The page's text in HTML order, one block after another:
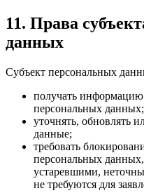
11. Права
данных
Субъект персональных
получать информацию
персональных данных;
уточнять, обновлять
данные;
требовать
персональных
устаревшими,
не требуются для